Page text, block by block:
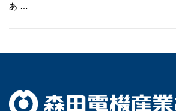
あ …